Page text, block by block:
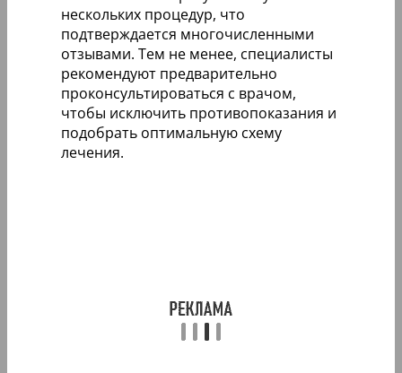
нескольких процедур, что
подтверждается многочисленными
отзывами. Тем не менее, специалисты
рекомендуют предварительно
проконсультироваться с врачом,
чтобы исключить противопоказания и
подобрать оптимальную схему
лечения.